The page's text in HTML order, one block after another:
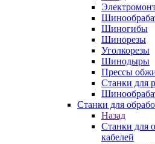
Шиногибы
Шинорезы
Уголкорезы
Шинодыры
Прессы
Станки для
Станки для
Назад
Станки для
кабелей